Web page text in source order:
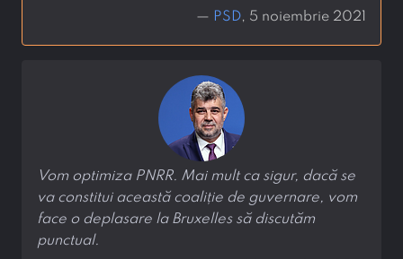
— PSD, 5 noiembrie 2021
Vom optimiza PNRR. Mai mult ca sigur, dacă se
va constitui această coaliție de guvernare, vom
face o deplasare la Bruxelles să discutăm
punctual.